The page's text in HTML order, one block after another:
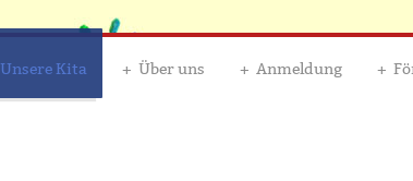
Unsere Kita Über uns Anmeldung